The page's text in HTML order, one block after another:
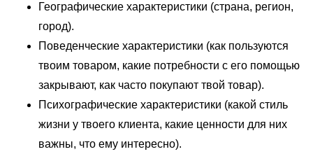
Географические характеристики (страна, регион,
город).
Поведенческие характеристики (как пользуются
твоим товаром, какие потребности с его помощью
закрывают, как часто покупают твой товар).
Психографические характеристики (какой стиль
жизни у твоего клиента, какие ценности для них
важны, что ему интересно).